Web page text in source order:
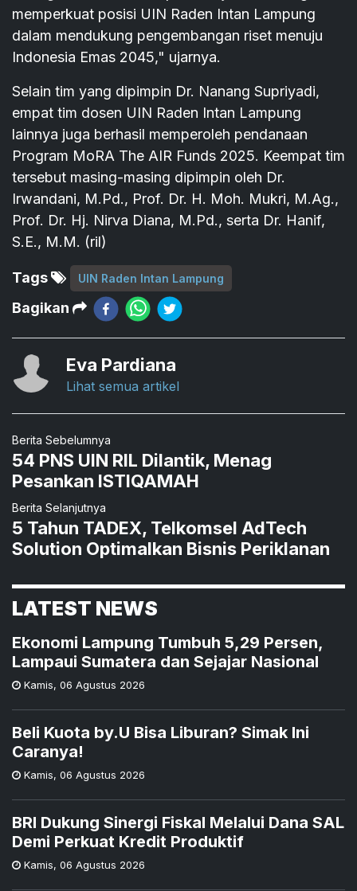
memperkuat posisi UIN Raden Intan Lampung
dalam mendukung pengembangan riset menuju
Indonesia Emas 2045," ujarnya.
Selain tim yang dipimpin Dr. Nanang Supriyadi,
empat tim dosen UIN Raden Intan Lampung
lainnya juga berhasil memperoleh pendanaan
Program MoRA The AIR Funds 2025. Keempat tim
tersebut masing-masing dipimpin oleh Dr.
Irwandani, M.Pd., Prof. Dr. H. Moh. Mukri, M.Ag.,
Prof. Dr. Hj. Nirva Diana, M.Pd., serta Dr. Hanif,
S.E., M.M. (ril)
Tags UIN Raden Intan Lampung
Bagikan
Eva Pardiana
Lihat semua artikel
Berita Sebelumnya
54 PNS UIN RIL Dilantik, Menag
Pesankan ISTIQAMAH
Berita Selanjutnya
5 Tahun TADEX, Telkomsel AdTech
Solution Optimalkan Bisnis Periklanan
LATEST NEWS
Ekonomi Lampung Tumbuh 5,29 Persen,
Lampaui Sumatera dan Sejajar Nasional
Kamis, 06 Agustus 2026
Beli Kuota by.U Bisa Liburan? Simak Ini
Caranya!
Kamis, 06 Agustus 2026
BRI Dukung Sinergi Fiskal Melalui Dana SAL
Demi Perkuat Kredit Produktif
Kamis, 06 Agustus 2026